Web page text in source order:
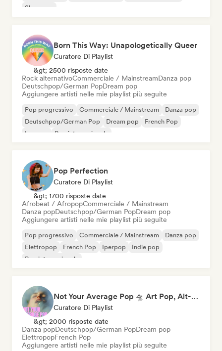
Shoegaze
Born This Way: Unapologetically Queer
Curatore Di Playlist
&gt; 2500 risposte date
Rock alternativoCommerciale / MainstreamDanza pop
Deutschpop/German PopDream pop
Aggiungere artisti nelle mie playlist più seguite
Pop progressivo Commerciale / Mainstream
Danza pop
Deutschpop/German Pop
Dream pop
French Pop
Iperpop
Pop internazionale
Pop Perfection
Curatore Di Playlist
&gt; 1700 risposte date
Afrobeat / AfropopCommerciale / Mainstream
Danza popDeutschpop/German PopDream pop
Aggiungere artisti nelle mie playlist più seguite
Pop progressivo Commerciale / Mainstream
Danza pop
Elettropop
French Pop Iperpop
Indie pop
Pop internazionale
Not Your Average Pop 🛸 Art Pop, Alt-Pop & Indie Pop
Curatore Di Playlist
&gt; 2000 risposte date
Danza popDeutschpop/German PopDream pop
ElettropopFrench Pop
Aggiungere artisti nelle mie playlist più seguite